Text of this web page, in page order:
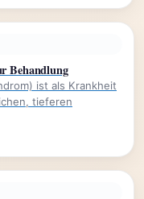
Behandlung
ist als Krankheit
tieferen